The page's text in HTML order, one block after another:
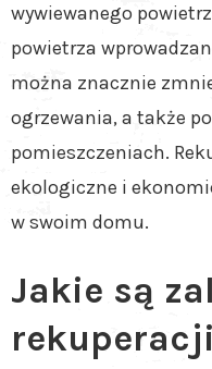
wywiewanego
powietrza
można znacznie
ogrzewania, a także
pomieszczeniach.
ekologiczne i
w swoim domu.
Jakie są